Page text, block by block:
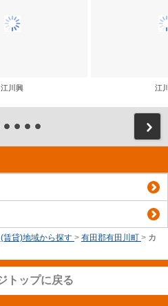
江川興 江
(賃貸)地域から探す > 有田郡有田川町 > カ
トップに戻る